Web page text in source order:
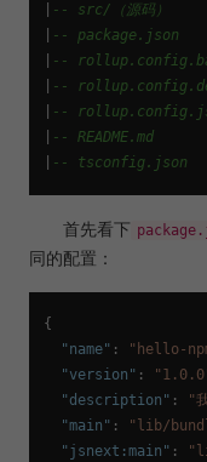
-- src/（源码）
-- package.json
--
--
-- rollup.config.js
-- README.md
-- tsconfig.json
首先看下
同的配置：
{
"name" : "hello-
"version" :
"description" : "
"main" : "lib/
"jsnext:main" :